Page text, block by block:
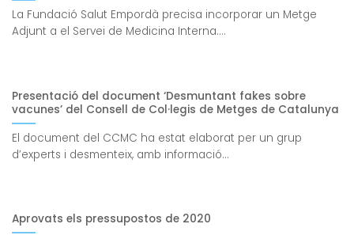
La Fundació Salut Empordà precisa incorporar un Metge
Adjunt a el Servei de Medicina Interna....
Presentació del document ‘Desmuntant fakes sobre
vacunes’ del Consell de Col·legis de Metges de Catalunya
El document del CCMC ha estat elaborat per un grup
d’experts i desmenteix, amb informació...
Aprovats els pressupostos de 2020